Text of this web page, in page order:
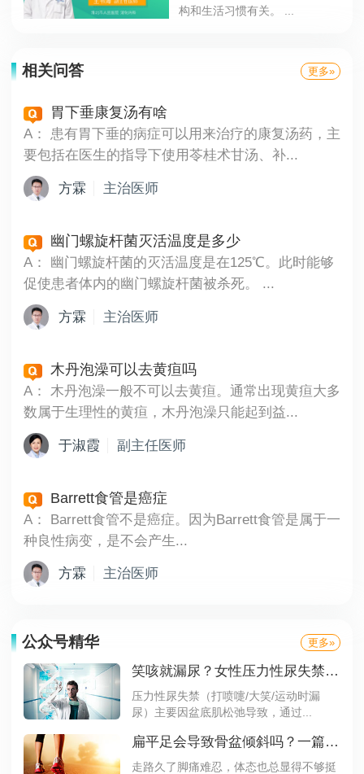
构和生活习惯有关。 ...
相关问答 更多»
胃下垂康复汤有啥
A：
患有胃下垂的病症可以用来治疗的康复汤药，主
要包括在医生的指导下使用苓桂术甘汤、补...
方霖 主治医师
幽门螺旋杆菌灭活温度是多少
A：
幽门螺旋杆菌的灭活温度是在125℃。此时能够
促使患者体内的幽门螺旋杆菌被杀死。 ...
方霖 主治医师
木丹泡澡可以去黄疸吗
A：
木丹泡澡一般不可以去黄疸。通常出现黄疸大多
数属于生理性的黄疸，木丹泡澡只能起到益...
于淑霞 副主任医师
Barrett食管是癌症
A：
Barrett食管不是癌症。因为Barrett食管是属于一
种良性病变，是不会产生...
方霖 主治医师
公众号精华 更多»
笑咳就漏尿？女性压力性尿失禁，自救指南来了！
压力性尿失禁（打喷嚏/大笑/运动时漏
尿）主要因盆底肌松弛导致，通过...
扁平足会导致骨盆倾斜吗？一篇文章带你了解
走路久了脚痛难忍，体态也总显得不够挺